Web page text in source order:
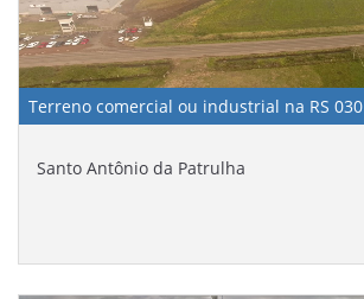
Terreno comercial ou industrial na RS 030
Santo Antônio da Patrulha